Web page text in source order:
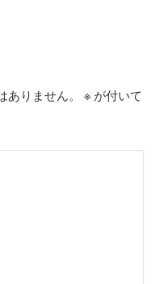
りません。 ※ が付いて